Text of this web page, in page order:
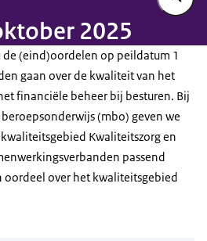
2025
de (eind)oordelen op peildatum 1
gaan over de kwaliteit van het
financiële beheer bij besturen. Bij
(mbo) geven we
Kwaliteitszorg en
passend
over het kwaliteitsgebied